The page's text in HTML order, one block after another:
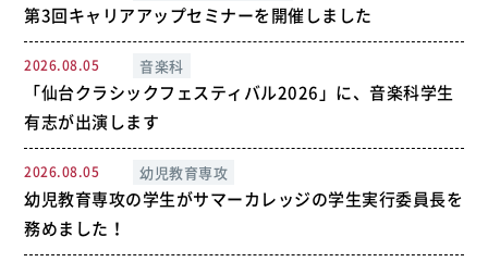
第3回キャリアアップセミナーを開催しました
2026.08.05 音楽科
「仙台クラシックフェスティバル2026」に、音楽科学生
有志が出演します
2026.08.05 幼児教育専攻
幼児教育専攻の学生がサマーカレッジの学生実行委員長を
務めました！